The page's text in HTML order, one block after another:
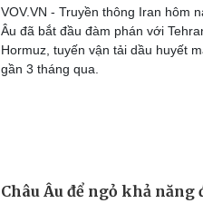
VOV.VN - Truyền thông Iran hôm
Âu đã bắt đầu đàm phán với
Hormuz, tuyến vận tải dầu huyết
gần 3 tháng qua.
Châu Âu để ngỏ khả